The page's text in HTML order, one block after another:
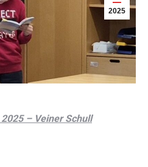
2025
– Veiner Schull